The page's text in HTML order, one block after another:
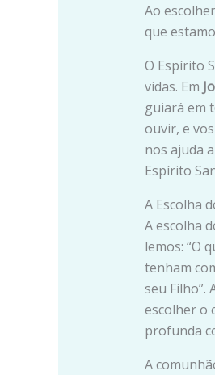
Ao
que
O Espírito
vidas. Em
guiará em
ouvir, e
nos ajuda
Espírito
A Escolha
A escolha
lemos: “O
tenham
seu Filho”.
escolher o
profunda
A